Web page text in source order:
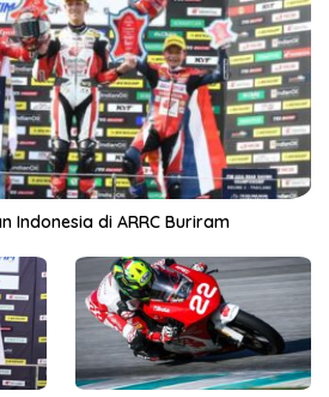
Indonesia di ARRC Buriram